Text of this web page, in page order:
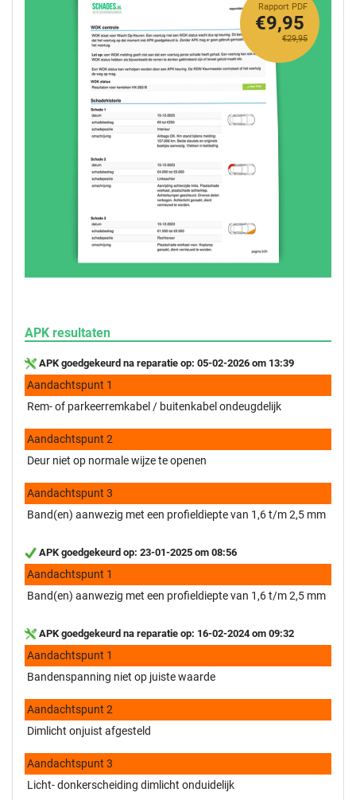
Rapport PDF
€29,95
€9,95
APK resultaten
APK goedgekeurd na reparatie op: 05-02-2026 om 13:39
Aandachtspunt 1
Rem- of parkeerremkabel / buitenkabel ondeugdelijk
Aandachtspunt 2
Deur niet op normale wijze te openen
Aandachtspunt 3
Band(en) aanwezig met een profieldiepte van 1,6 t/m 2,5 mm
APK goedgekeurd op: 23-01-2025 om 08:56
Aandachtspunt 1
Band(en) aanwezig met een profieldiepte van 1,6 t/m 2,5 mm
APK goedgekeurd na reparatie op: 16-02-2024 om 09:32
Aandachtspunt 1
Bandenspanning niet op juiste waarde
Aandachtspunt 2
Dimlicht onjuist afgesteld
Aandachtspunt 3
Licht- donkerscheiding dimlicht onduidelijk